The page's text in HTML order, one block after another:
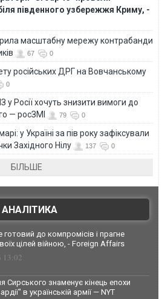
південного узбережжя Криму, -
масштабну мережу контрабанди
67 0
російських ДРГ на Вовчанському
0
у Росії хочуть знизити вимоги до
— росЗМІ
79 0
у Україні за пів року зафіксували
Західного Нілу
137 0
БІЛЬШЕ
АНАЛІТИКА
до компромісів і прагне
цілей війною, - Foreign Affairs
13:02
Сирського знаменує кінець епохи
в українській армії — NYT